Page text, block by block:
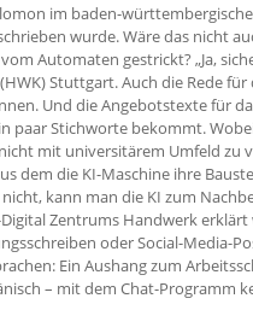
im baden-
wurde. Wäre das nicht
Automaten gestrickt? „Ja,
Stuttgart. Auch die Rede für
Und die Angebotstexte für
paar Stichworte bekommt.
mit universitärem Umfeld zu
dem die KI-Maschine ihre
kann man die KI zum
Zentrums Handwerk
oder Social-Media-
Ein Aushang zum
– mit dem Chat-Programm